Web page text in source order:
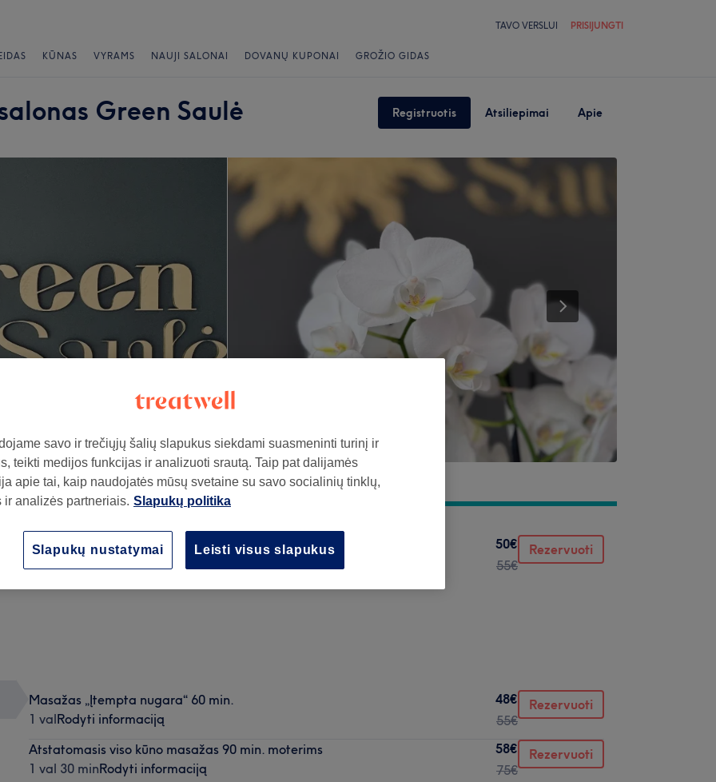
TAVO VERSLUI PRISIJUNGTI
KŪNAS VYRAMS NAUJI SALONAI DOVANŲ KUPONAI GROŽIO GIDAS
Green Saulė Registruotis Atsiliepimai Apie
Veido liftingo masažas
50€
55€
Rezervuoti
Masažas „Įtempta nugara“ 60 min.
1 valRodyti informaciją
48€
55€
Rezervuoti
Atstatomasis viso kūno masažas 90 min. moterims
1 val 30 minRodyti informaciją
58€
75€
Rezervuoti
savo ir trečiųjų šalių slapukus siekdami suasmeninti turinį ir
teikti medijos funkcijas ir analizuoti srautą. Taip pat dalijamės
apie tai, kaip naudojatės mūsų svetaine su savo socialinių tinklų,
ir analizės partneriais. Slapukų politika
Leisti visus slapukus
Slapukų nustatymai